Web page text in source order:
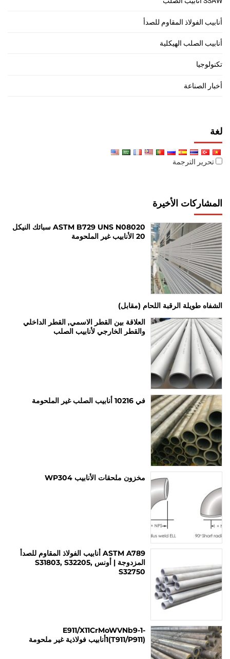
أنابيب الفولاذ المقاوم للصدأ
أنابيب الصلب الهيكلية
تكنولوجيا
أخبار الصناعة
لغة
تحرير الترجمة
المشاركات الأخيرة
ASTM B729 UNS N08020 سبائك النيكل
20 الأنابيب غير الملحومة
الشفاه طويلة الرقبة اللحام (مقابل)
العلاقة بين القطر الاسمي, القطر الداخلي
والقطر الخارجي لأنابيب الصلب
في 10216 أنابيب الصلب غير الملحومة
مخزون ملحقات الأنابيب WP304
ASTM A789 أنابيب الفولاذ المقاوم للصدأ
المزدوجة | أونس S31803, S32205,
S32750
E911/X11CrMoWVNb9-1-
1(T911/P911)أنابيب فولاذية غير ملحومة